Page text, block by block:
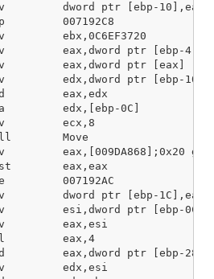
dword ptr [ebp-10],eax
007192C8
ebx,0C6EF3720
eax,dword ptr [ebp-4]
eax,dword ptr [eax]
edx,dword ptr [ebp-10]
eax,edx
edx,[ebp-0C]
ecx,8
Move
eax,[009DA868];0x20
eax,eax
007192AC
dword ptr [ebp-1C],eax
esi,dword ptr [ebp-0C]
eax,esi
eax,4
eax,dword ptr [ebp-28]
edx,esi